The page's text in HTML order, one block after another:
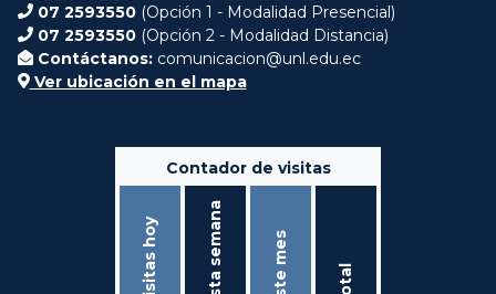
07 2593550 (Opción 1 - Modalidad Presencial)
07 2593550 (Opción 2 - Modalidad Distancia)
Contáctanos: comunicacion@unl.edu.ec
Ver ubicación en el mapa
Contador de visitas
Visitas hoy Ésta semana Éste mes Total